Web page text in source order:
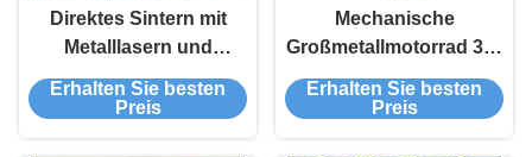
Direktes Sintern mit
Metalllasern und
Stahlverarbeitung
Erhalten Sie besten
Preis
Mechanische
Großmetallmotorrad 3D-
Druckteile, die
zusammenpassen
Erhalten Sie besten
Preis